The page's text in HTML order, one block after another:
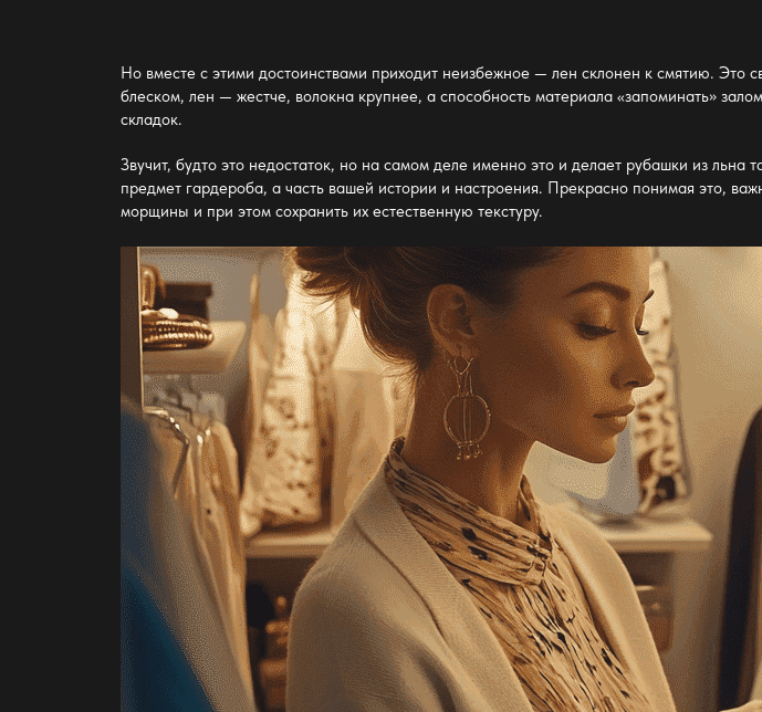
Но вместе с этими достоинствами приходит неизбежное — лен склонен к смятию. Это
блеском, лен— жестче, волокна крупнее, а способность материала «запоминать»
складок.
Звучит, будто это недостаток, но на самом деле именно это и делает рубашки из
предмет гардероба, а часть вашей истории и настроения. Прекрасно понимая это,
морщины и при этом сохранить их естественную текстуру.